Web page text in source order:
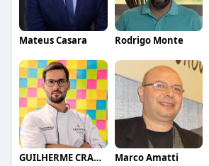
Mateus Casara Rodrigo Monte
GUILHERME CRAMER BALLE Marco Amatti